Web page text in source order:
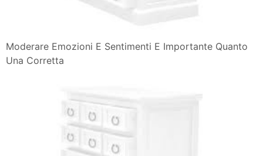
Moderare Emozioni E Sentimenti E Importante Quanto
Una Corretta